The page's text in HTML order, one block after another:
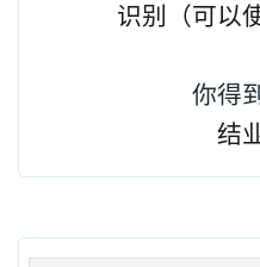
识别（可以
你得
结